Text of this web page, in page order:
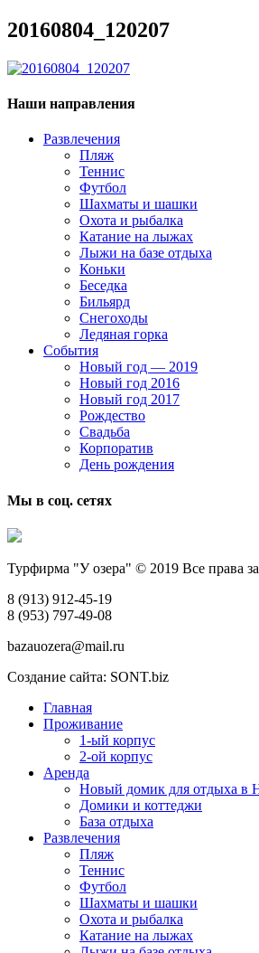
20160804_120207
Наши направления
Развлечения
Пляж
Теннис
Футбол
Шахматы и шашки
Охота и рыбалка
Катание на лыжах
Лыжи на базе отдыха
Коньки
Беседка
Бильярд
Снегоходы
Ледяная горка
События
Новый год — 2019
Новый год 2016
Новый год 2017
Рождество
Свадьба
Корпоратив
День рождения
Мы в соц. сетях
Турфирма "У озера" © 2019 Все права
8 (913) 912-45-19
8 (953) 797-49-08
bazauozera@mail.ru
Создание сайта: SONT.biz
Главная
Проживание
1-ый корпус
2-ой корпус
Аренда
Новый домик для отдыха в
Домики и коттеджи
База отдыха
Развлечения
Пляж
Теннис
Футбол
Шахматы и шашки
Охота и рыбалка
Катание на лыжах